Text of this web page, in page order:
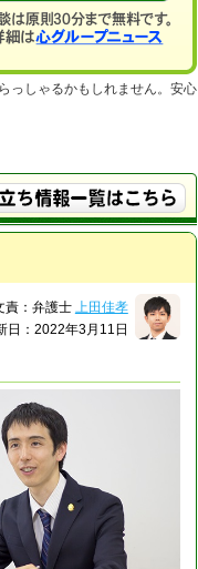
っしゃるかもしれません。安心
責：弁護士 上田佳孝
日：2022年3月11日